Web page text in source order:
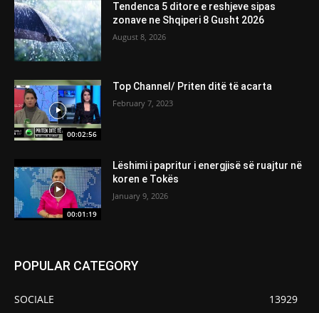
Tendenca 5 ditore e reshjeve sipas
zonave ne Shqiperi 8 Gusht 2026
August 8, 2026
00:02:56
Top Channel/ Priten ditë të acarta
February 7, 2023
00:01:19
Lëshimi i papritur i energjisë së ruajtur në
koren e Tokës
January 9, 2026
POPULAR CATEGORY
SOCIALE
13929